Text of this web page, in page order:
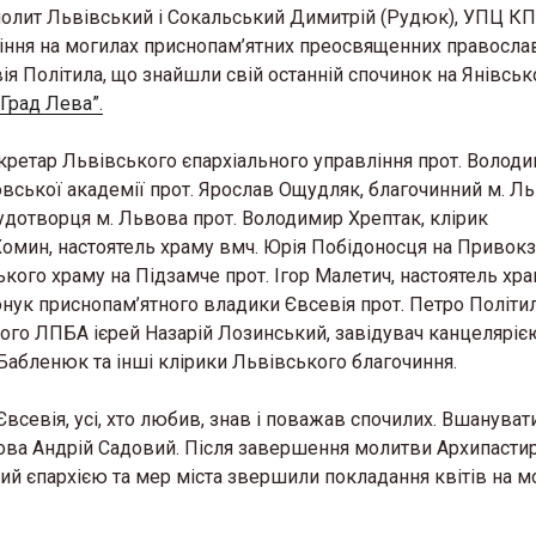
Львівський і Сокальський Димитрій (Рудюк), УПЦ КП
на могилах приснопам’ятних преосвященних
Політила, що знайшли свій останній спочинок на
Лева”.
Львівського єпархіального управління прот.
академії прот. Ярослав Ощудляк, благочинний м.
м. Львова прот. Володимир Хрептак, клірик
настоятель храму вмч. Юрія Побідоносця на
храму на Підзамче прот. Ігор Малетич, настоятель
приснопам’ятного владики Євсевія прот. Петро
ЛПБА ієрей Назарій Лозинський, завідувач
та інші клірики Львівського благочиння.
усі, хто любив, знав і поважав спочилих.
Андрій Садовий. Після завершення молитви
єпархією та мер міста звершили покладання квітів на